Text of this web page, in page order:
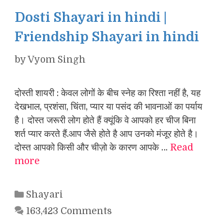
Dosti Shayari in hindi |
Friendship Shayari in hindi
byVyom Singh
दोस्ती शायरी : केवल लोगों के बीच स्नेह का रिश्ता नहीं है, यह
देखभाल, प्रशंसा, चिंता, प्यार या पसंद की भावनाओं का पर्याय
है। दोस्त जरूरी लोग होते हैं क्यूंकि वे आपको हर चीज बिना
शर्त प्यार करते हैं.आप जैसे होते है आप उनको मंजूर होते है।
दोस्त आपको किसी और चीज़ो के कारण आपके … Read
more
Categories
Shayari
163,423 Comments